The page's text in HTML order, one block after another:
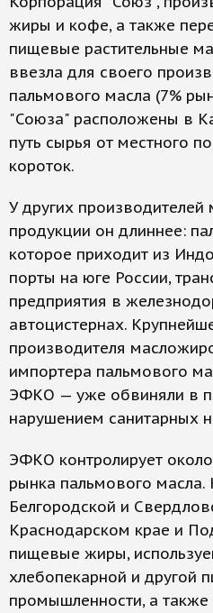
жиры и кофе, а также
пищевые растительные
ввезла для своего
пальмового масла (7%
"Союза" расположены в
путь сырья от местного
короток.
У других
продукции он длиннее:
которое приходит из
порты на юге России,
предприятия в
автоцистернах.
производителя
импортера пальмового
ЭФКО — уже обвиняли в
нарушением санитарных
ЭФКО контролирует
рынка пальмового
Белгородской и
Краснодарском крае и
пищевые жиры,
хлебопекарной и другой
промышленности, а также